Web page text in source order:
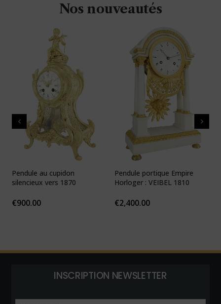
Nos nouveautés
Pendule au cupidon
silencieux vers 1870
€900.00
Pendule portique Empire
Horloger : VEIBEL 1810
€2,400.00
INSCRIPTION NEWSLETTER